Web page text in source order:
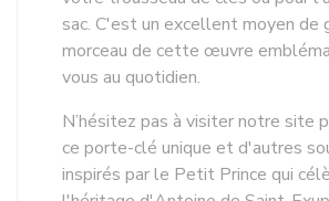
sac. C'est un excellent moyen de
morceau de cette œuvre
vous au quotidien.
N’hésitez pas à visiter notre site
ce porte-clé unique et d'autres
inspirés par le Petit Prince qui